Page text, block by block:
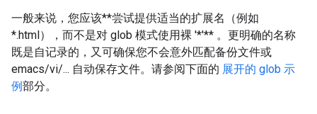
一般来说，您应该**尝试提供适当的扩展名（例如
*.html），而不是对 glob 模式使用裸 '*'** 。更明确的名称
既是自记录的，又可确保您不会意外匹配备份文件或
emacs/vi/... 自动保存文件。请参阅下面的 展开的 glob 示
例部分。